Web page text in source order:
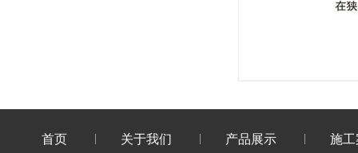
首页 关于我们 产品展示 施